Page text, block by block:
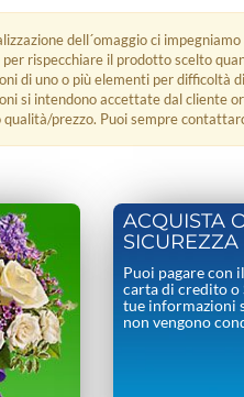
dell´omaggio ci
per rispecchiare il prodotto scelto
di uno o più elementi per difficoltà
si intendono accettate dal cliente
prezzo. Puoi sempre
ACQUISTA
SICUREZZA
Puoi pagare con
carta di credito o
tue informazioni
non vengono